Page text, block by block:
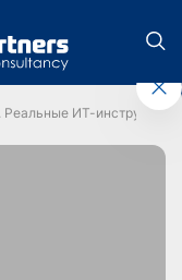
Реальные ИТ-